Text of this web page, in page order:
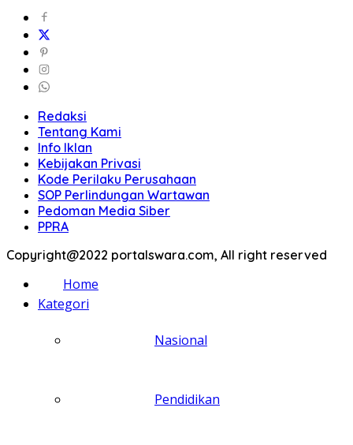
Redaksi
Tentang Kami
Info Iklan
Kebijakan Privasi
Kode Perilaku Perusahaan
SOP Perlindungan Wartawan
Pedoman Media Siber
PPRA
Copyright@2022 portalswara.com, All right reserved
Home
Kategori
Nasional
Pendidikan